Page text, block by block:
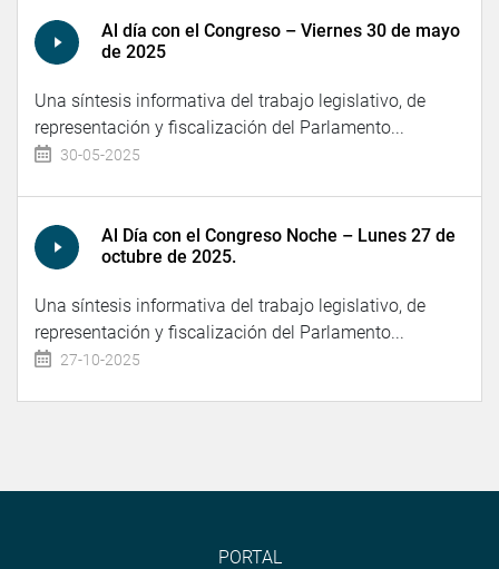
Al día con el Congreso – Viernes 30 de mayo
de 2025
Una síntesis informativa del trabajo legislativo, de
representación y fiscalización del Parlamento...
30-05-2025
Al Día con el Congreso Noche – Lunes 27 de
octubre de 2025.
Una síntesis informativa del trabajo legislativo, de
representación y fiscalización del Parlamento...
27-10-2025
PORTAL